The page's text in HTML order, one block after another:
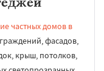
частных домов в
фасадов,
крыш, потолков,